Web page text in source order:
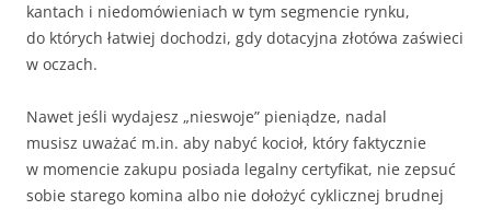
kantach i niedomówieniach w tym segmencie rynku,
do których łatwiej dochodzi, gdy dotacyjna złotówa zaświeci
w oczach.
Nawet jeśli wydajesz „nieswoje” pieniądze, nadal
musisz uważać m.in. aby nabyć kocioł, który faktycznie
w momencie zakupu posiada legalny certyfikat, nie zepsuć
sobie starego komina albo nie dołożyć cyklicznej brudnej